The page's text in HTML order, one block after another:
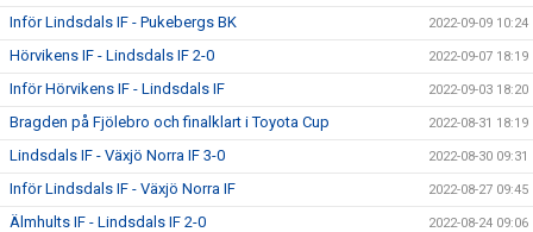
Inför Lindsdals IF - Pukebergs BK 2022-09-09 10:24
Hörvikens IF - Lindsdals IF 2-0 2022-09-07 18:19
Inför Hörvikens IF - Lindsdals IF 2022-09-03 18:20
Bragden på Fjölebro och finalklart i Toyota Cup 2022-08-31 18:19
Lindsdals IF - Växjö Norra IF 3-0 2022-08-30 09:31
Inför Lindsdals IF - Växjö Norra IF 2022-08-27 09:45
Älmhults IF - Lindsdals IF 2-0 2022-08-24 09:06